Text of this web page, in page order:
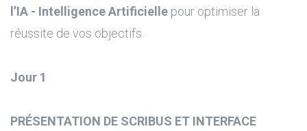
l’IA - Intelligence Artificielle pour optimiser la
réussite de vos objectifs.
Jour 1
PRÉSENTATION DE SCRIBUS ET INTERFACE